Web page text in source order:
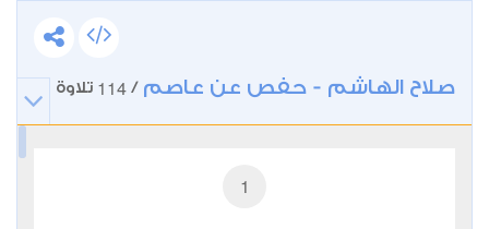
صلاح الهاشم - حفص عن عاصم /
114 تلاوة
1